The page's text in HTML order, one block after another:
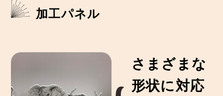
加工パネル
さまざまな
形状に対応